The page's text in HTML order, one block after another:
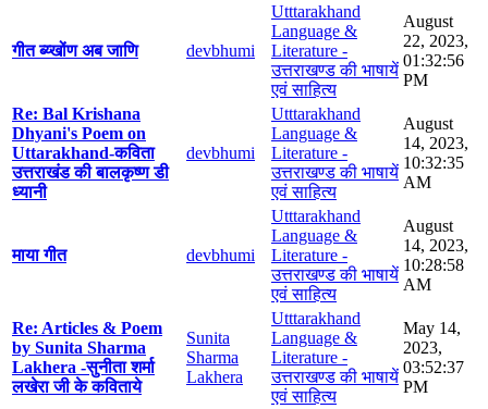
गीत ब्य्खोंण अब जाणि devbhumi
Utttarakhand
Language &
Literature -
उत्तराखण्ड की भाषायें
एवं साहित्य
August
22, 2023,
01:32:56
PM
Re: Bal Krishana
Dhyani's Poem on
Uttarakhand-कविता
उत्तराखंड की बालकृष्ण डी
ध्यानी
devbhumi
Utttarakhand
Language &
Literature -
उत्तराखण्ड की भाषायें
एवं साहित्य
August
14, 2023,
10:32:35
AM
माया गीत devbhumi
Utttarakhand
Language &
Literature -
उत्तराखण्ड की भाषायें
एवं साहित्य
August
14, 2023,
10:28:58
AM
Re: Articles & Poem
by Sunita Sharma
Lakhera -सुनीता शर्मा
लखेरा जी के कविताये
Sunita
Sharma
Lakhera
Utttarakhand
Language &
Literature -
उत्तराखण्ड की भाषायें
एवं साहित्य
May 14,
2023,
03:52:37
PM